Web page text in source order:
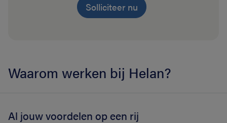
Solliciteer nu
Waarom werken bij Helan?
Al jouw voordelen op een rij